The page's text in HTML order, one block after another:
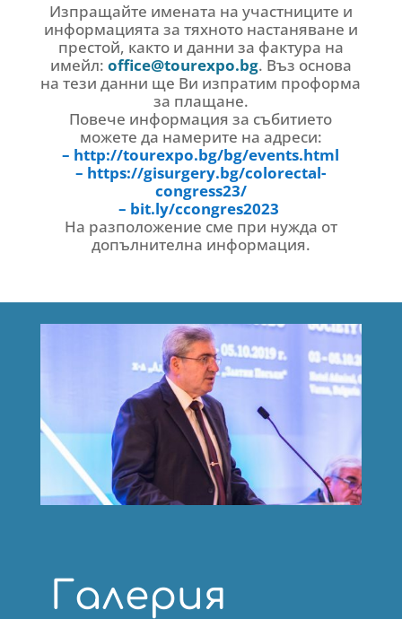
Изпращайте имената на участниците и
информацията за тяхното настаняване и
престой, както и данни за фактура на
имейл: office@tourexpo.bg. Въз основа
на тези данни ще Ви изпратим проформа
за плащане.
Повече информация за събитието
можете да намерите на адреси:
– http://tourexpo.bg/bg/events.html
– https://gisurgery.bg/colorectal-
congress23/
– bit.ly/ccongres2023
На разположение сме при нужда от
допълнителна информация.
Галерия